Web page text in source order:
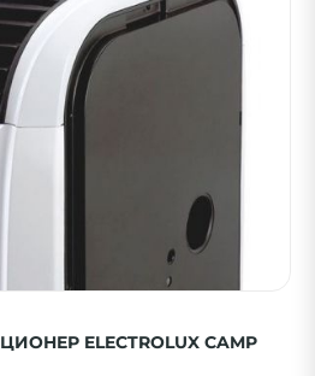
ELECTROLUX CAMP